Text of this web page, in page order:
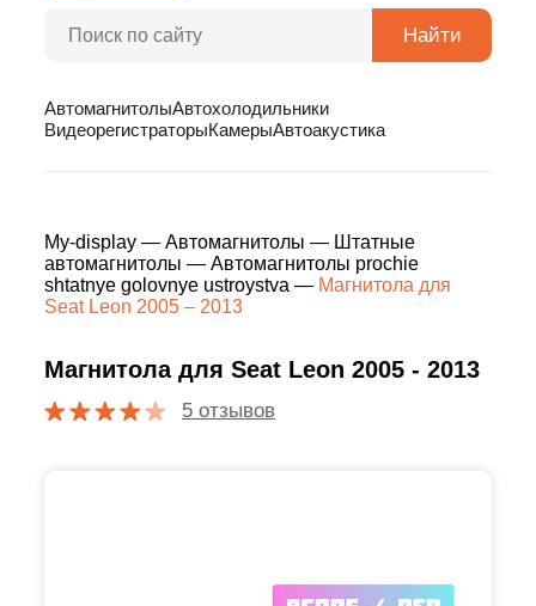
Найти
АвтомагнитолыАвтохолодильники
ВидеорегистраторыКамерыАвтоакустика
My-display — Автомагнитолы — Штатные
автомагнитолы — Автомагнитолы prochie
shtatnye golovnye ustroystva — Магнитола для
Seat Leon 2005 – 2013
Магнитола для Seat Leon 2005 - 2013
5 отзывов